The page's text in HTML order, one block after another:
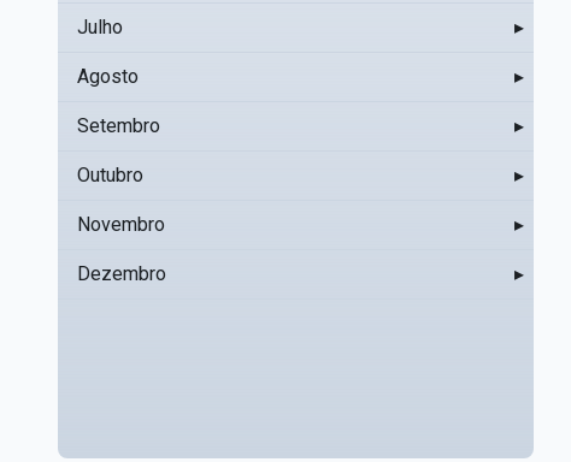
Julho ▸
Agosto ▸
Setembro ▸
Outubro ▸
Novembro ▸
Dezembro ▸